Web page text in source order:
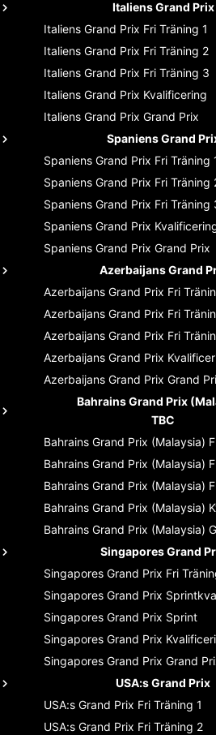
Italiens Grand Prix
Italiens Grand Prix Fri Träning 1
Italiens Grand Prix Fri Träning 2
Italiens Grand Prix Fri Träning 3
Italiens Grand Prix Kvalificering
Italiens Grand Prix Grand Prix
Spaniens Grand
Spaniens Grand Prix Fri Träning
Spaniens Grand Prix Fri Träning
Spaniens Grand Prix Fri Träning
Spaniens Grand Prix
Spaniens Grand Prix Grand Prix
Azerbaijans Grand
Azerbaijans Grand Prix Fri
Azerbaijans Grand Prix Fri
Azerbaijans Grand Prix Fri
Azerbaijans Grand Prix
Azerbaijans Grand Prix Grand
Bahrains Grand Prix
TBC
Bahrains Grand Prix (Malaysia)
Bahrains Grand Prix (Malaysia)
Bahrains Grand Prix (Malaysia)
Bahrains Grand Prix (Malaysia)
Bahrains Grand Prix (Malaysia)
Singapores Grand
Singapores Grand Prix Fri
Singapores Grand Prix
Singapores Grand Prix Sprint
Singapores Grand Prix
Singapores Grand Prix Grand
USA:s Grand Prix
USA:s Grand Prix Fri Träning 1
USA:s Grand Prix Fri Träning 2